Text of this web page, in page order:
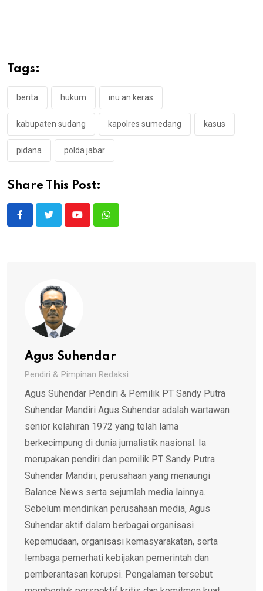
Tags:
berita hukum inu an keras
kabupaten sudang kapolres sumedang kasus
pidana polda jabar
Share This Post:
YoutubeWhatsapp
Agus Suhendar
Pendiri & Pimpinan Redaksi
Agus Suhendar Pendiri & Pemilik PT Sandy Putra
Suhendar Mandiri Agus Suhendar adalah wartawan
senior kelahiran 1972 yang telah lama
berkecimpung di dunia jurnalistik nasional. Ia
merupakan pendiri dan pemilik PT Sandy Putra
Suhendar Mandiri, perusahaan yang menaungi
Balance News serta sejumlah media lainnya.
Sebelum mendirikan perusahaan media, Agus
Suhendar aktif dalam berbagai organisasi
kepemudaan, organisasi kemasyarakatan, serta
lembaga pemerhati kebijakan pemerintah dan
pemberantasan korupsi. Pengalaman tersebut